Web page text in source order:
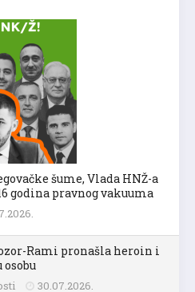
šume, Vlada HNŽ-a
godina pravnog vakuuma
Rami pronašla heroin i
30.07.2026.